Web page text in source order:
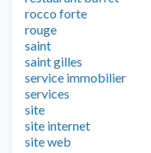
rocco forte
rouge
saint
saint gilles
service immobilier
services
site
site internet
site web